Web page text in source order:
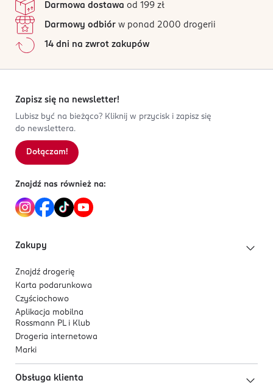
Darmowa dostawa od 199 zł
Darmowy odbiór w ponad 2000 drogerii
14 dni na zwrot zakupów
Zapisz się na newsletter!
Lubisz być na bieżąco? Kliknij w przycisk i zapisz się
do newslettera.
Dołączam!
Znajdź nas również na:
Zakupy
Znajdź drogerię
Karta podarunkowa
Czyściochowo
Aplikacja mobilna
Rossmann PL i Klub
Drogeria internetowa
Marki
Obsługa klienta